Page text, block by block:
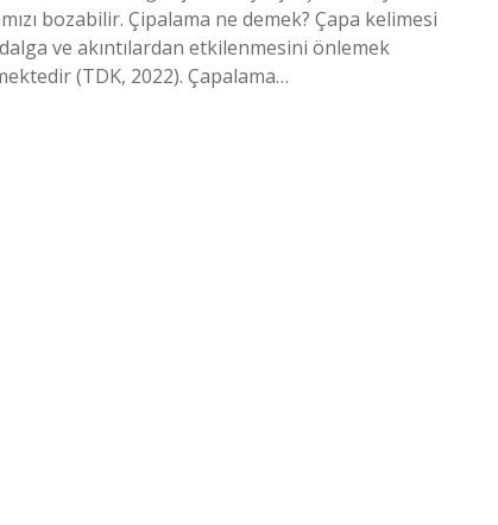
bozabilir. Çipalama ne demek? Çapa kelimesi
ve akıntılardan etkilenmesini önlemek
(TDK, 2022). Çapalama…